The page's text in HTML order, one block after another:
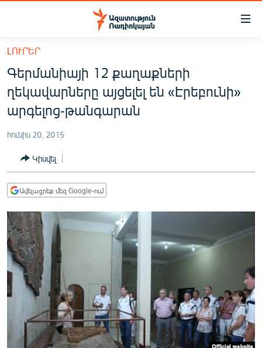
Մատչելիության
հիմնական
բովանդակությանը
Անցնել
հիմնական
մենյուին
ՀԱՅԱՍՏԱՆ
ՔԱՂԱՔԱԿԱՆ
ՀԱՍԱՐԱԿՈՒԹՅՈՒՆ
ՏՆՏԵՍՈՒԹՅՈՒՆ
ՂԱՐԱԲԱՂ
ՊԱՏԵՐԱԶՄԻ 6 ՇԱԲԱԹՆԵՐԸ
ՏԱՐԱԾԱՇՐՋԱՆ
ՄԻՋԱԶԳԱՅԻՆ
ՄՇԱԿՈՒՅԹ
ՍՊՈՐՏ
ՄԵԿՆԱԲԱՆՈՒԹՅՈՒՆ
ԼՈՒՐԵՐ
Գերմանիայի 12 քաղաքների
ղեկավարները այցելել են «Էրեբունի»
արգելոց-թանգարան
հունիս 20, 2015
Կիսվել
Ավելացրեք մեզ Google-ում